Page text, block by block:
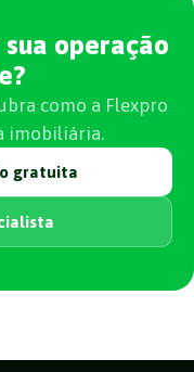
operação
como a Flexpro
imobiliária.
gratuita